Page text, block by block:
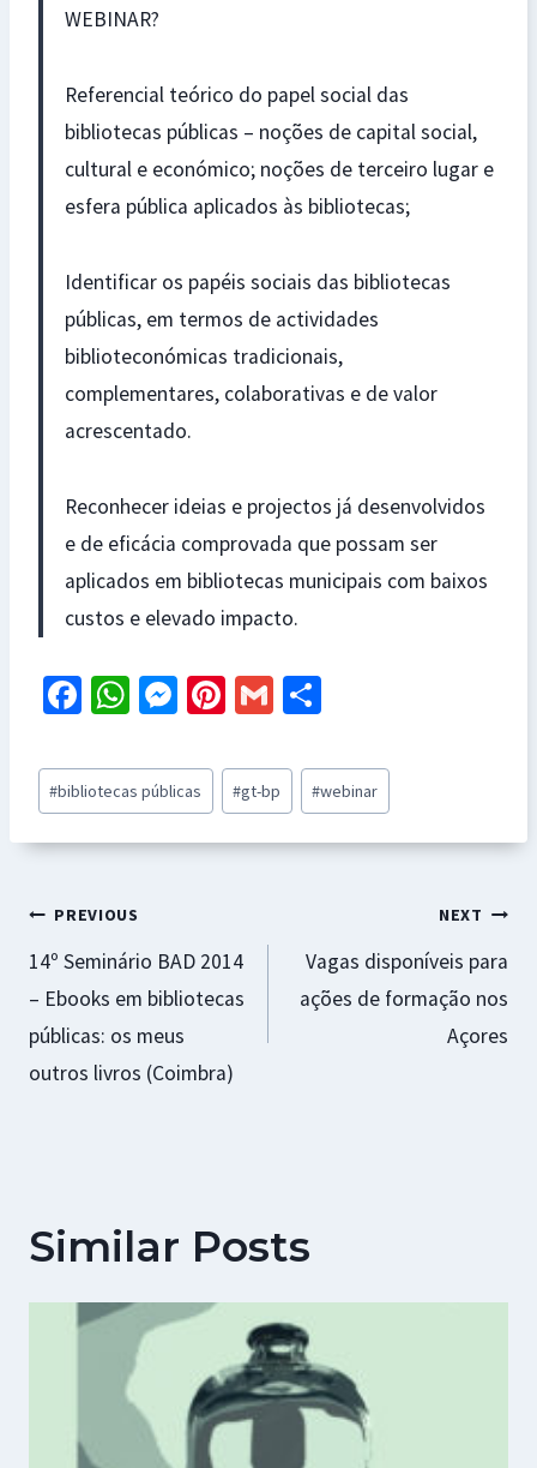
WEBINAR?
Referencial teórico do papel social das
bibliotecas públicas – noções de capital social,
cultural e económico; noções de terceiro lugar e
esfera pública aplicados às bibliotecas;
Identificar os papéis sociais das bibliotecas
públicas, em termos de actividades
biblioteconómicas tradicionais,
complementares, colaborativas e de valor
acrescentado.
Reconhecer ideias e projectos já desenvolvidos
e de eficácia comprovada que possam ser
aplicados em bibliotecas municipais com baixos
custos e elevado impacto.
Fa
b
o
o
W
at
sA
p
M
se
n
ge
Pi
er
es
t
G
ai
l
ar
e
Post
Tags:
#bibliotecas públicas #gt-bp #webinar
Navegação
de
artigos
PREVIOUS
14º Seminário BAD 2014
– Ebooks em bibliotecas
públicas: os meus
outros livros (Coimbra)
NEXT
Vagas disponíveis para
ações de formação nos
Açores
Similar Posts